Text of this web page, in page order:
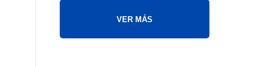
VER MÁS